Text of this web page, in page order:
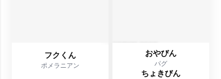
フクくん
ポメラニアン
おやびん
パグ
ちょきびん